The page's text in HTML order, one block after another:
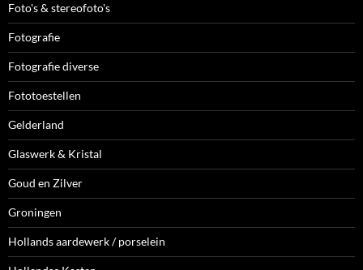
Foto's & stereofoto's
Fotografie
Fotografie diverse
Fototoestellen
Gelderland
Glaswerk & Kristal
Goud en Zilver
Groningen
Hollands aardewerk / porselein